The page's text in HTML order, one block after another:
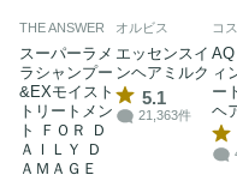
THE ANSWER
スーパーラメ
ラシャンプー
&EXモイスト
トリートメン
ト ＦＯＲ Ｄ
ＡＩＬＹ Ｄ
ＡＭＡＧＥ
オルビス
エッセンスイ
ンヘアミルク
5.1
21,363件
コ
ィ
ー
ヘ